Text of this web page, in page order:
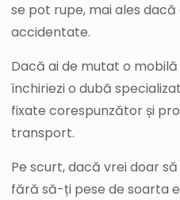
se pot rupe, mai ales
accidentate.
Dacă ai de mutat o
închiriezi o dubă
fixate corespunzător și
transport.
Pe scurt, dacă vrei doar
fără să-ți pese de soarta